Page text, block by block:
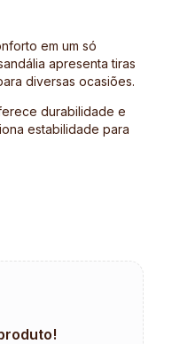
em um só
apresenta tiras
diversas ocasiões.
durabilidade e
estabilidade para